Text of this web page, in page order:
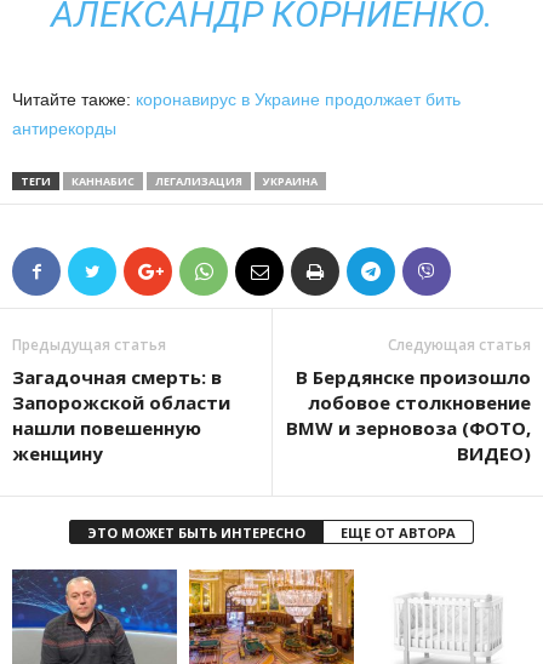
АЛЕКСАНДР КОРНИЕНКО.
Читайте также: коронавирус в Украине продолжает бить
антирекорды
ТЕГИ КАННАБИС ЛЕГАЛИЗАЦИЯ УКРАИНА
Предыдущая статья
Загадочная смерть: в
Запорожской области
нашли повешенную
женщину
Следующая статья
В Бердянске произошло
лобовое столкновение
BMW и зерновоза (ФОТО,
ВИДЕО)
ЭТО МОЖЕТ БЫТЬ ИНТЕРЕСНО ЕЩЕ ОТ АВТОРА